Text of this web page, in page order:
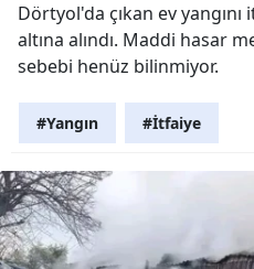
Dörtyol'da çıkan ev
altına alındı. Maddi hasar
sebebi henüz bilinmiyor.
#Yangın #İtfaiye